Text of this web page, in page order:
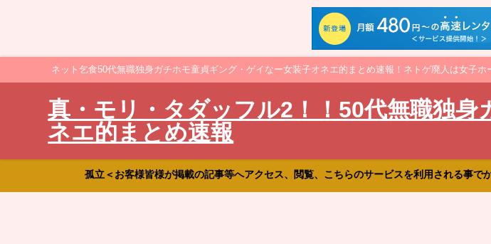
ネット乞食50代無職独身ガチホモ童貞ギング・ゲイなー女装子オネエ的まとめ速報！ネトゲ廃人は女子
真・モリ・タダッフル2！！50代無職独
ネエ的まとめ速報
孤立＜お客様皆様が掲載の記事等へアクセス、閲覧、こちらのサービスを利用される事